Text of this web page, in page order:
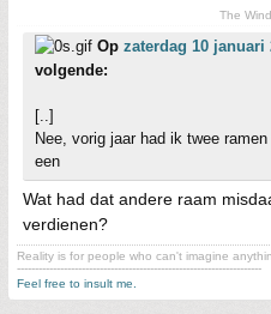
The
Op zaterdag 10 januari
volgende:
[..]
Nee, vorig jaar had ik twee
een
Wat had dat andere raam
verdienen?
Reality is for people who can't imagine
--------------------------------------------------------------------
Feel free to insult me.